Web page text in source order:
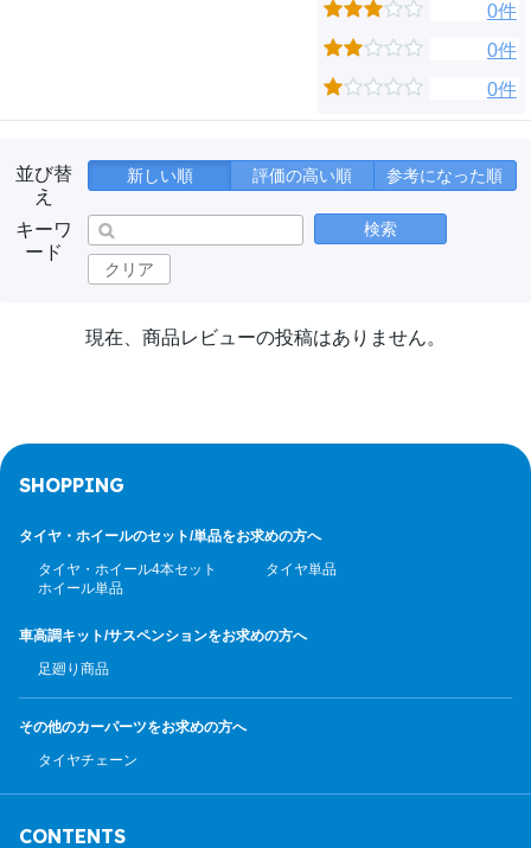
0件
0件
0件
並び替
え
新しい順 評価の高い順 参考になった順
キーワ
ード
検索
クリア
現在、商品レビューの投稿はありません。
SHOPPING
タイヤ・ホイールのセット/単品をお求めの方へ
タイヤ・ホイール4本セット
タイヤ単品
ホイール単品
車高調キット/サスペンションをお求めの方へ
足廻り商品
その他のカーパーツをお求めの方へ
タイヤチェーン
CONTENTS